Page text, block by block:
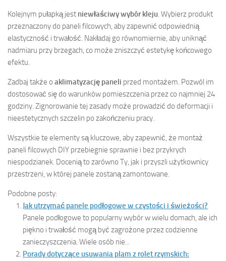
Kolejnym pułapką jest niewłaściwy wybór kleju. Wybierz produkt
przeznaczony do paneli filcowych, aby zapewnić odpowiednią
elastyczność i trwałość. Nakładaj go równomiernie, aby uniknąć
nadmiaru przy brzegach, co może zniszczyć estetykę końcowego
efektu.
Zadbaj także o aklimatyzację paneli przed montażem. Pozwól im
dostosować się do warunków pomieszczenia przez co najmniej 24
godziny. Zignorowanie tej zasady może prowadzić do deformacji i
nieestetycznych szczelin po zakończeniu pracy.
Wszystkie te elementy są kluczowe, aby zapewnić, że montaż
paneli filcowych DIY przebiegnie sprawnie i bez przykrych
niespodzianek. Docenią to zarówno Ty, jak i przyszli użytkownicy
przestrzeni, w której panele zostaną zamontowane.
Podobne posty:
Jak utrzymać panele podłogowe w czystości i świeżości?
Panele podłogowe to popularny wybór w wielu domach, ale ich
piękno i trwałość mogą być zagrożone przez codzienne
zanieczyszczenia. Wiele osób nie...
Porady dotyczące usuwania plam z rolet rzymskich: